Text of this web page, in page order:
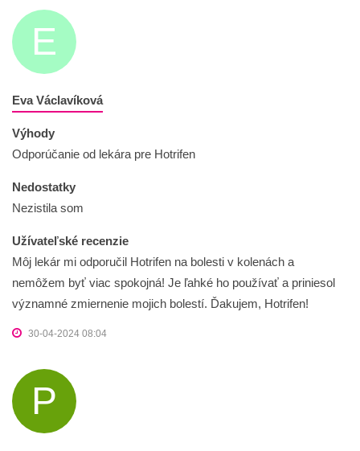
E
Eva Václavíková
Výhody
Odporúčanie od lekára pre Hotrifen
Nedostatky
Nezistila som
Užívateľské recenzie
Môj lekár mi odporučil Hotrifen na bolesti v kolenách a
nemôžem byť viac spokojná! Je ľahké ho používať a priniesol
významné zmiernenie mojich bolestí. Ďakujem, Hotrifen!
30-04-2024 08:04
P